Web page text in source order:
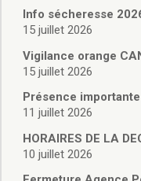
Affaires
Vie
Police
Cimetière/
Services en
Licences
Cadastre
Info sécheresse
15 juillet 2026
Vigilance orange
15 juillet 2026
Présence
11 juillet 2026
HORAIRES DE LA
10 juillet 2026